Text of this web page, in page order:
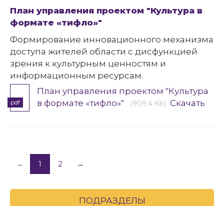
План управления проектом "Культура в
формате «тифло»"
Формирование инновационного механизма
доступа жителей области с дисфункцией
зрения к культурным ценностям и
информационным ресурсам.
pdf
План управления проектом "Культура
в формате «тифло»"
(909.4 Kb) Скачать
← 1 2 →
ПОДРАЗДЕЛЫ